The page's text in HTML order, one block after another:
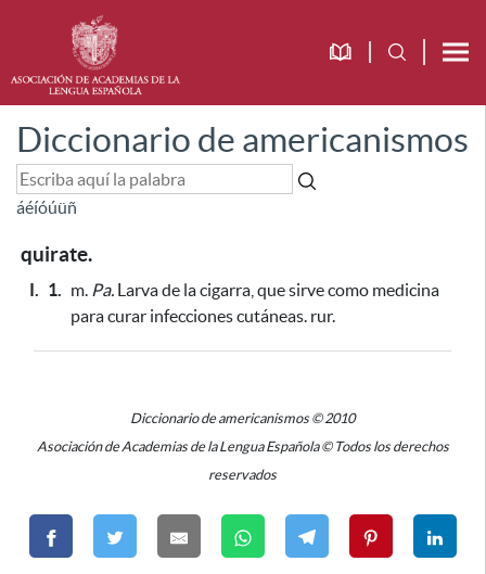
Diccionario de americanismos
áéíóúüñ
quirate.
I. 1. m. Pa. Larva de la cigarra, que sirve como medicina
para curar infecciones cutáneas. rur.
Diccionario de americanismos © 2010
Asociación de Academias de la Lengua Española © Todos los derechos
reservados